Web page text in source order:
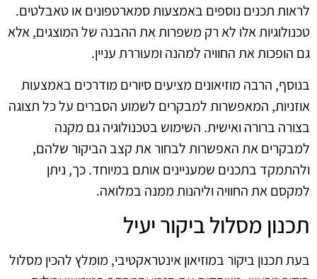
לראות תכנים נוספים באמצעות סמארטפונים או טאבלטים.
טכנולוגיות אלו לא רק משפרות את ההבנה של המוצגים, אלא
גם הופכות את החוויה למהנה ומעוררת עניין.
בנוסף, הרבה מוזיאונים מציעים סיורים מודרכים באמצעות
אוזניות, המאפשרות למבקרים לשמוע הסברים על כל תצוגה
בצורה ברורה ואישית. השימוש בטכנולוגיה גם מקנה
למבקרים את האפשרות לבחור את קצב הביקור שלהם,
ולהתמקד בתכנים שמעניינים אותם במיוחד. כך, ניתן
למקסם את החוויה וליהנות ממנה במלואה.
תכנון מסלול ביקור יעיל
בעת תכנון ביקור במוזיאון אינטראקטיבי, מומלץ להכין מסלול